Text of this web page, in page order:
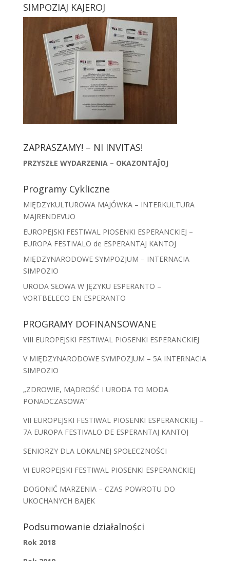
SIMPOZIAJ KAJEROJ
ZAPRASZAMY! – NI INVITAS!
PRZYSZŁE WYDARZENIA – OKAZONTAĴOJ
Programy Cykliczne
MIĘDZYKULTUROWA MAJÓWKA – INTERKULTURA
MAJRENDEVUO
EUROPEJSKI FESTIWAL PIOSENKI ESPERANCKIEJ –
EUROPA FESTIVALO de ESPERANTAJ KANTOJ
MIĘDZYNARODOWE SYMPOZJUM – INTERNACIA
SIMPOZIO
URODA SŁOWA W JĘZYKU ESPERANTO –
VORTBELECO EN ESPERANTO
PROGRAMY DOFINANSOWANE
VIII EUROPEJSKI FESTIWAL PIOSENKI ESPERANCKIEJ
V MIĘDZYNARODOWE SYMPOZJUM – 5A INTERNACIA
SIMPOZIO
„ZDROWIE, MĄDROŚĆ I URODA TO MODA
PONADCZASOWA”
VII EUROPEJSKI FESTIWAL PIOSENKI ESPERANCKIEJ –
7A EUROPA FESTIVALO DE ESPERANTAJ KANTOJ
SENIORZY DLA LOKALNEJ SPOŁECZNOŚCI
VI EUROPEJSKI FESTIWAL PIOSENKI ESPERANCKIEJ
DOGONIĆ MARZENIA – CZAS POWROTU DO
UKOCHANYCH BAJEK
Podsumowanie działalności
Rok 2018